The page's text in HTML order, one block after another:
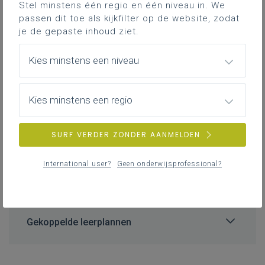
Downloads
Ben je op zoek naar materiaal om
aspecten van vervoersreglementering te
onderzoeken en toe te passen? Op de
leerplanpagina internationale handel en
logistiek vind je een lessuggestie met
didactische tips en opdrachten om met
focus ligt op het organisatorisch kader
Gekoppelde leerplannen
Stel minstens één regio en één niveau in. We
passen dit toe als kijkfilter op de website, zodat
je de gepaste inhoud ziet.
Kies minstens een niveau
Kies minstens een regio
SURF VERDER ZONDER AANMELDEN
International user? Geen onderwijsprofessional?